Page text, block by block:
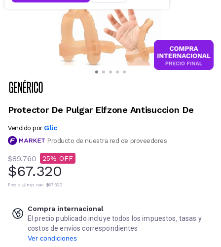
Protector De Pulgar Elfzone Antisuccion De
Vendido por Glic
Producto de nuestra red de proveedores
$89.760 25
$67.320
Precio s/imp. nac. $67.320
Compra internacional
El precio publicado incluye todos los impuestos, tasas y
costos de envíos correspondientes
Ver condiciones